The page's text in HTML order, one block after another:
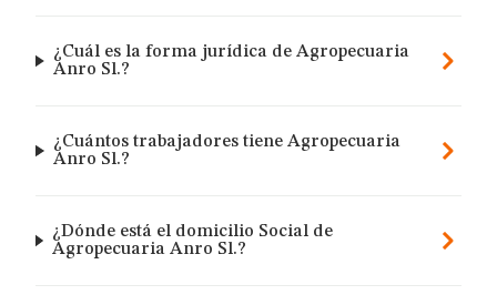
¿Cuál es la forma jurídica de Agropecuaria
Anro Sl.?
¿Cuántos trabajadores tiene Agropecuaria
Anro Sl.?
¿Dónde está el domicilio Social de
Agropecuaria Anro Sl.?